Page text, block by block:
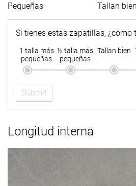
Pequeñas Tallan bien
Si tienes estas zapatillas, ¿cómo
1 talla más
pequeñas
½ talla más
pequeñas
Tallan bien
Submit
Longitud interna